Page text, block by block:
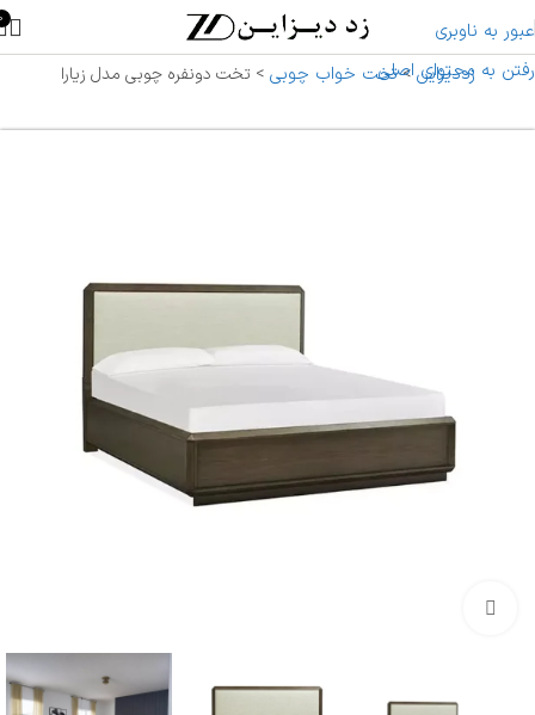
عبور به ناوبری
رفتن به محتوای اصلی
0
زددیزاین>تخت خواب چوبی > تخت دونفره چوبی مدل زیارا